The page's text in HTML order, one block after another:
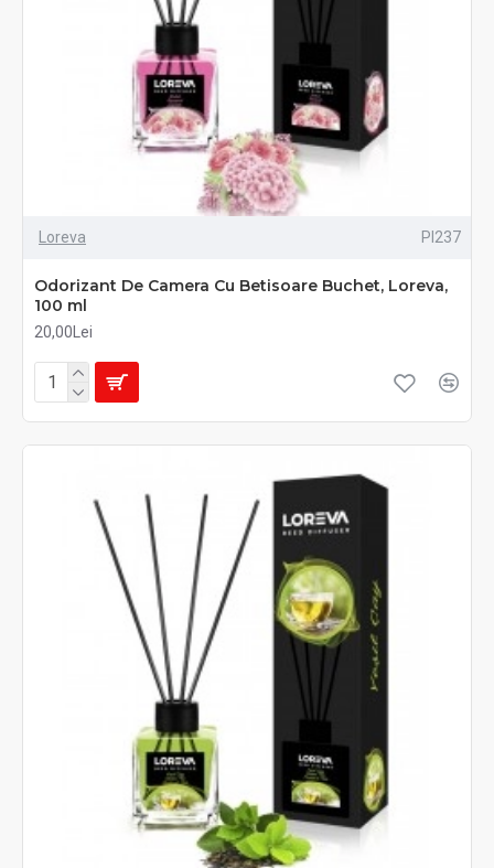
Loreva PI237
Odorizant De Camera Cu Betisoare Buchet, Loreva,
100 ml
20,00Lei